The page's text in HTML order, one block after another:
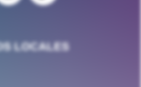
LOCALES